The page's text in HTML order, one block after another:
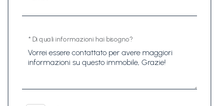
* Di quali informazioni hai bisogno?